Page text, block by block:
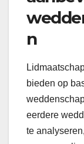
n
bieden op
eerdere
te